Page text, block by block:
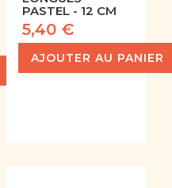
PASTEL - 12 CM
5,40 €
AJOUTER AU PANIER